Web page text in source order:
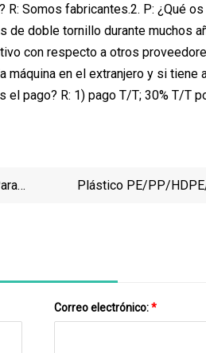
Somos fabricantes.2. P: ¿Qué
doble tornillo durante muchos
con respecto a otros
en el extranjero y si tiene
pago? R: 1) pago T/T; 30% T/T
Plástico PE/PP/
Correo electrónico:*